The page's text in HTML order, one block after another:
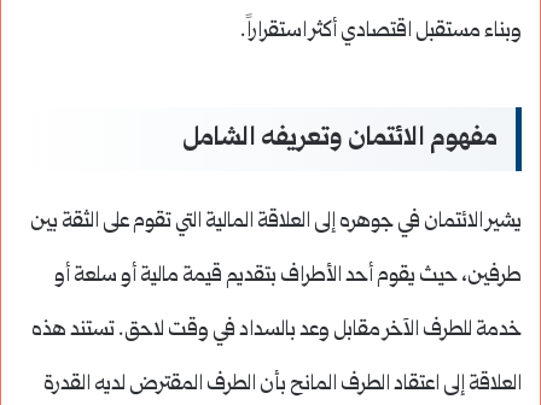
وبناء مستقبل اقتصادي أكثر استقراراً.
مفهوم الائتمان وتعريفه الشامل
يشير الائتمان في جوهره إلى العلاقة المالية التي تقوم على الثقة بين
طرفين، حيث يقوم أحد الأطراف بتقديم قيمة مالية أو سلعة أو
خدمة للطرف الآخر مقابل وعد بالسداد في وقت لاحق. تستند هذه
العلاقة إلى اعتقاد الطرف المانح بأن الطرف المقترض لديه القدرة